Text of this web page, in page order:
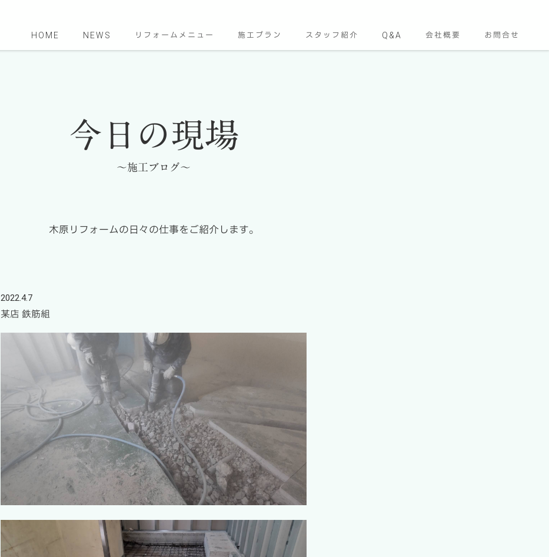
HOME NEWS リフォームメニュー 施工プラン スタッフ紹介 Q&A 会社概要 お問合せ
今日の現場
～施工ブログ～
木原リフォームの日々の仕事をご紹介します。
2022.4.7
某店 鉄筋組